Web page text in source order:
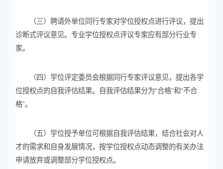
（三）聘请外单位同行专家对学位授权点进行评议，提出
诊断式评议意见。专业学位授权点评议专家应有部分行业专
家。
（四）学位评定委员会根据同行专家评议意见，提出各学
位授权点的自我评估结果。自我评估结果分为“合格”和“不合
格”。
（五）学位授予单位可根据自我评估结果，结合社会对人
才的需求和自身发展情况，按学位授权点动态调整的有关办法
申请放弃或调整部分学位授权点。